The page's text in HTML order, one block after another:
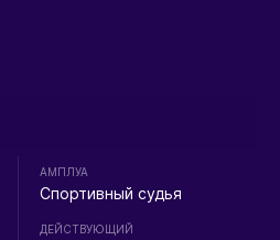
АМПЛУА
Спортивный судья
ДЕЙСТВУЮЩИЙ